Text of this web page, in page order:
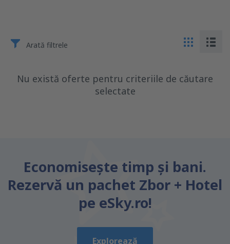
Arată filtrele
Nu există oferte pentru criteriile de căutare
selectate
Economiseşte timp și bani.
Rezervă un pachet Zbor + Hotel
pe eSky.ro!
Explorează